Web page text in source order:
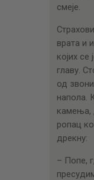
смеје.
врата и
којих
главу.
од
напола.
камења,
ропац
дрекну:
– Попе,